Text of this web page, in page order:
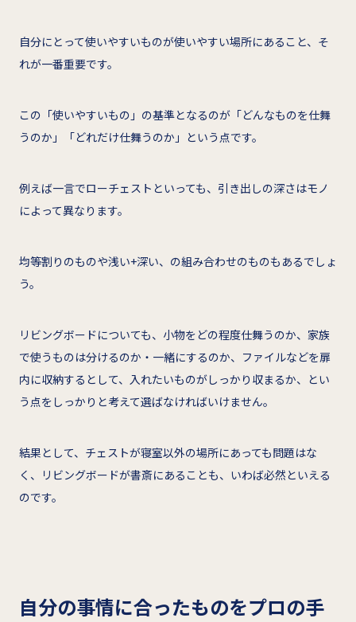
自分にとって使いやすいものが使いやすい場所にあること、そ
れが一番重要です。
この「使いやすいもの」の基準となるのが「どんなものを仕舞
うのか」「どれだけ仕舞うのか」という点です。
例えば一言でローチェストといっても、引き出しの深さはモノ
によって異なります。
均等割りのものや浅い+深い、の組み合わせのものもあるでしょ
う。
リビングボードについても、小物をどの程度仕舞うのか、家族
で使うものは分けるのか・一緒にするのか、ファイルなどを扉
内に収納するとして、入れたいものがしっかり収まるか、とい
う点をしっかりと考えて選ばなければいけません。
結果として、チェストが寝室以外の場所にあっても問題はな
く、リビングボードが書斎にあることも、いわば必然といえる
のです。
自分の事情に合ったものをプロの手